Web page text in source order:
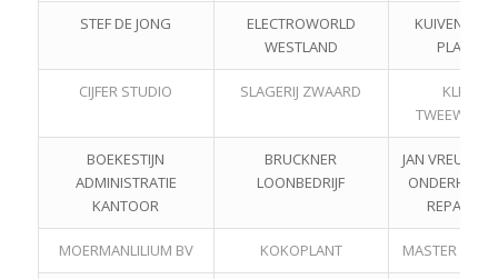
STEF DE JONG
ELECTROWORLD
WESTLAND
PLANTS
CIJFER STUDIO SLAGERIJ ZWAARD
KLEIJN
BOEKESTIJN
ADMINISTRATIE
KANTOOR
BRUCKNER
LOONBEDRIJF
JAN
REPARATIE
MOERMANLILIUM BV KOKOPLANT MASTER